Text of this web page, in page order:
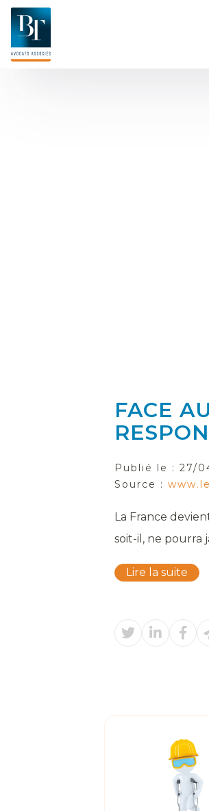
FACE
Publié le : 27/
Source :
La France
soit-il, ne pourra
Lire la suite